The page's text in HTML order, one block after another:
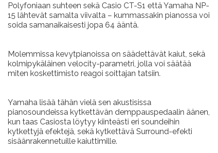
Polyfoniaan suhteen sekä Casio CT-S1 että Yamaha NP-
15 lähtevät samalta viivalta – kummassakin pianossa voi
soida samanaikaisesti jopa 64 ääntä.
Molemmissa kevytpianoissa on säädettävät kaiut, sekä
kolmipykäläinen velocity-parametri, jolla voi säätää
miten koskettimisto reagoi soittajan tatsiin.
Yamaha lisää tähän vielä sen akustisissa
pianosoundeissa kytkettävän demppauspedaalin äänen,
kun taas Casiosta löytyy kiinteästi eri soundeihin
kytkettyjä efektejä, sekä kytkettävä Surround-efekti
sisäänrakennetuille kaiuttimille.